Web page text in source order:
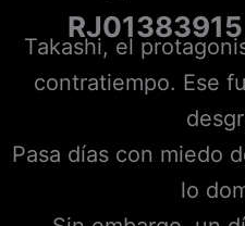
RJ01383915
Takashi, el
contratiempo. Ese
Pasa días con miedo
lo